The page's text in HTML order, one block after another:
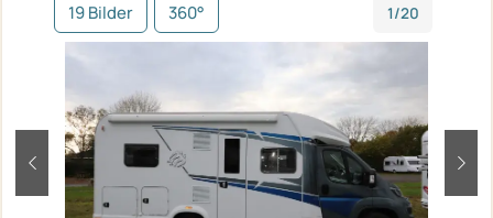
19 Bilder 360° 1/20
zurück